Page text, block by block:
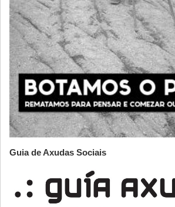
Guia de Axudas Sociais